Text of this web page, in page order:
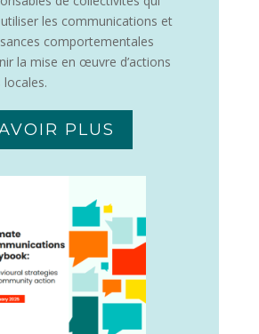
les communications et
comportementales
la mise en œuvre d’actions
PLUS